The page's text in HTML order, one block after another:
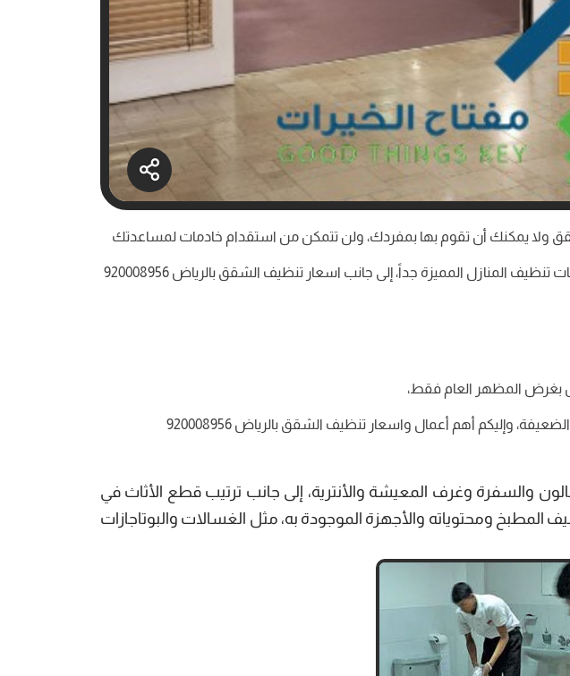
النظافة الخاصة بالشقق ولا يمكنك أن تقوم بها بمفردك، ولن تتمكن من استقدام خادمات لمساعدتك
في القيام بأعمال تنظيف المنزل، فنحن نقدم لكم شركة تنظيف الشقق بالرياض التي تقدم خدمات تنظيف المنازل المميزة جداً، إلى جانب اسعار تنظيف الشقق بالرياض 920008956
بغرض المظهر العام فقط،
وإليكم أهم أعمال واسعار تنظيف الشقق بالرياض 920008956
والسفرة وغرف المعيشة والأنترية، إلى جانب ترتيب قطع الأثاث في
المطبخ ومحتوياته والأجهزة الموجودة به، مثل الغسالات والبوتاجازات